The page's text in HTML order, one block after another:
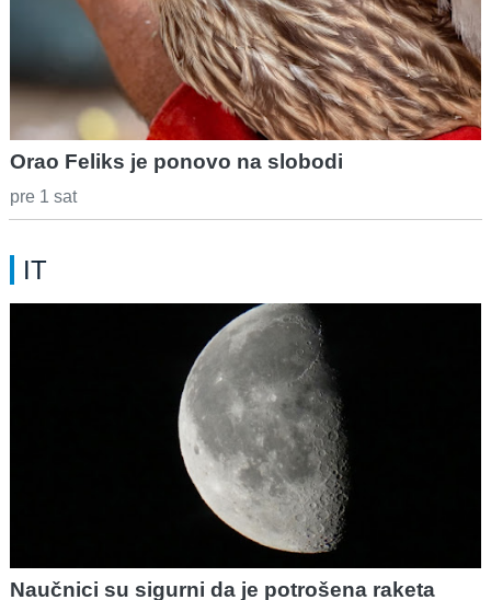
Orao Feliks je ponovo na slobodi
pre 1 sat
IT
Naučnici su sigurni da je potrošena raketa